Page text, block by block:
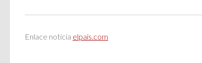
Enlace noticia elpais.com